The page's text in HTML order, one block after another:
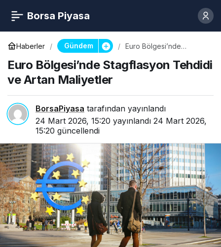
Borsa Piyasa
Haberler Gündem
Euro Bölgesi’nde
Artan Maliyetler
Euro Bölgesi’nde Stagflasyon Tehdidi
ve Artan Maliyetler
BorsaPiyasa tarafından yayınlandı
24 Mart 2026, 15:20 yayınlandı 24 Mart 2026,
15:20 güncellendi